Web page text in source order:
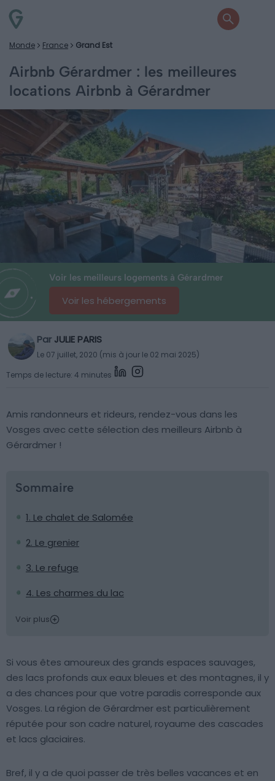
Monde France Grand Est
Airbnb Gérardmer : les meilleures
locations Airbnb à Gérardmer
Voir les meilleurs logements à Gérardmer
Voir les hébergements
Par JULIE PARIS
Le 07 juillet, 2020 (mis à jour le 02 mai 2025)
Temps de lecture: 4 minutes
Amis randonneurs et rideurs, rendez-vous dans les
Vosges avec cette sélection des meilleurs Airbnb à
Gérardmer !
Sommaire
1. Le chalet de Salomée
2. Le grenier
3. Le refuge
4. Les charmes du lac
Voir plus
Si vous êtes amoureux des grands espaces sauvages,
des lacs profonds aux eaux bleues et des montagnes, il y
a des chances pour que votre paradis corresponde aux
Vosges. La région de Gérardmer est particulièrement
réputée pour son cadre naturel, royaume des cascades
et lacs glaciaires.
Bref, il y a de quoi passer de très belles vacances et en